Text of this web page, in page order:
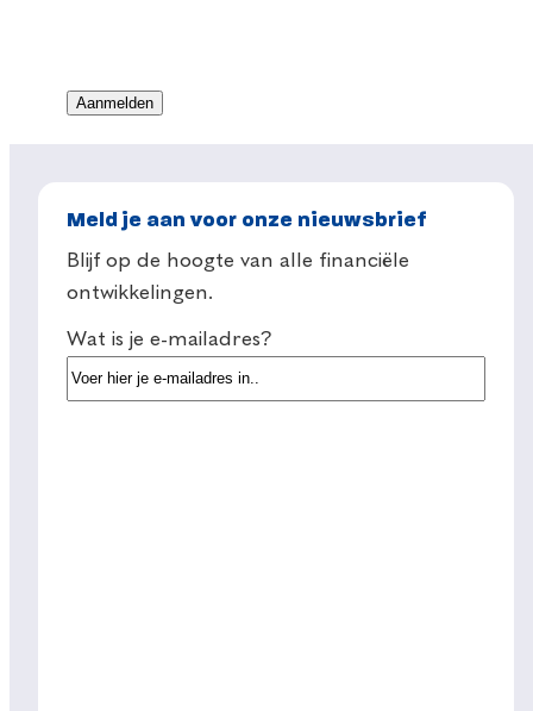
Meld je aan voor onze nieuwsbrief
Blijf op de hoogte van alle financiële
ontwikkelingen.
Wat is je e-mailadres?